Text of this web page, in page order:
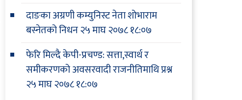
दाङका अग्रणी कम्युनिस्ट नेता शोभाराम
बस्नेतको निधन२५ माघ २०७८ १८:०७
फेरि मिल्दै केपी-प्रचण्ड: सत्ता,स्वार्थ र
समीकरणको अवसरवादी राजनीतिमाथि प्रश्न
२५ माघ २०७८ १८:०७